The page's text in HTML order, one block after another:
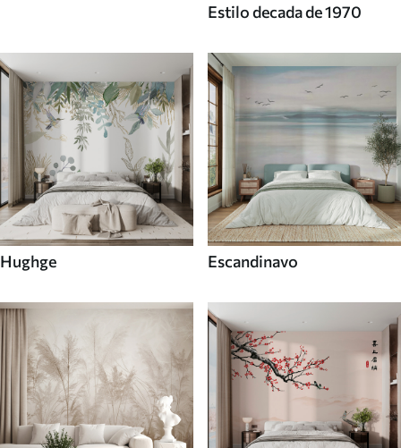
Estilo decada de 1970
Hughge Escandinavo